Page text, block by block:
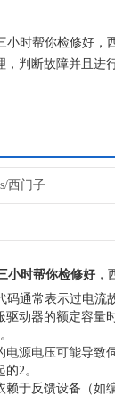
小时帮你检修好
判断故障并且进
西门子
小时帮你检修好
码通常表示过电
驱动器的额定容量
电源电压可能导
2。
赖于反馈设备（